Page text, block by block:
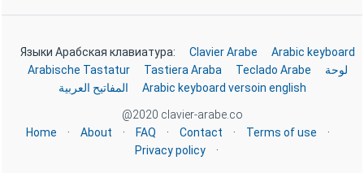
Онлайн башкирская клавиатура
клавиатура с башкирскими буквами
Совместима со всеми мобильными телефонами и